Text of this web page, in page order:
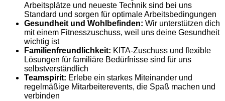
Arbeitsplätze und neueste Technik sind bei uns
Standard und sorgen für optimale Arbeitsbedingungen
Gesundheit und Wohlbefinden: Wir unterstützen dich
mit einem Fitnesszuschuss, weil uns deine Gesundheit
wichtig ist
Familienfreundlichkeit: KITA-Zuschuss und flexible
Lösungen für familiäre Bedürfnisse sind für uns
selbstverständlich
Teamspirit: Erlebe ein starkes Miteinander und
regelmäßige Mitarbeiterevents, die Spaß machen und
verbinden